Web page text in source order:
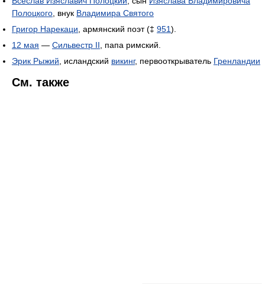
Полоцкого, внук Владимира Святого
Григор Нарекаци, армянский поэт (‡ 951).
12 мая — Сильвестр II, папа римский.
Эрик Рыжий, исландский викинг, первооткрыватель Гренландии
См. также